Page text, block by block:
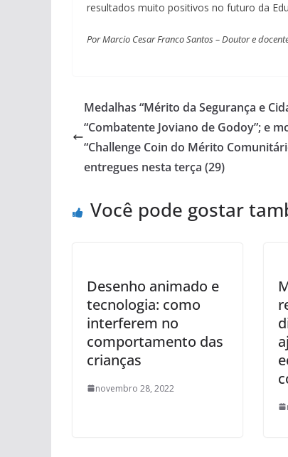
resultados muito positivos no futuro da
Por Marcio Cesar Franco Santos – Doutor e
Medalhas “Mérito da Segurança e
“Combatente Joviano de Godoy”; e
“Challenge Coin do Mérito
entregues nesta terça (29)
Você pode gostar
Desenho animado e
tecnologia: como
interferem no
comportamento das
crianças
novembro 28, 2022